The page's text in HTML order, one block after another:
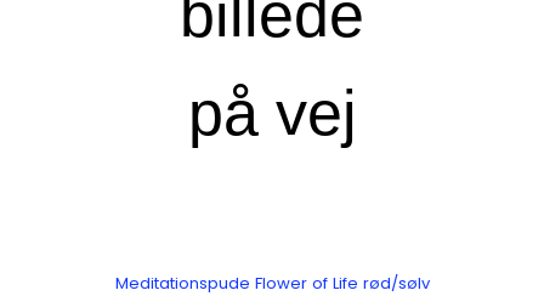
Meditationspude Flower of Life rød/sølv